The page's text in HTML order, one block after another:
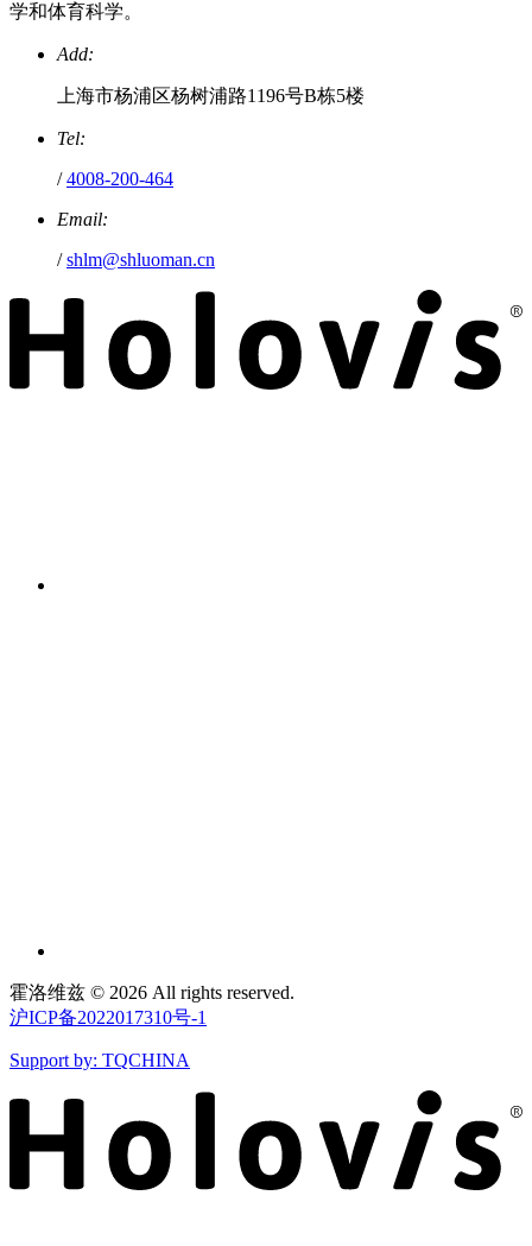
学和体育科学。
Add:
上海市杨浦区杨树浦路1196号B栋5楼
Tel:
/4008-200-464
Email:
/shlm@shluoman.cn
霍洛维兹 © 2026 All rights reserved.
沪ICP备2022017310号-1
Support by: TQCHINA